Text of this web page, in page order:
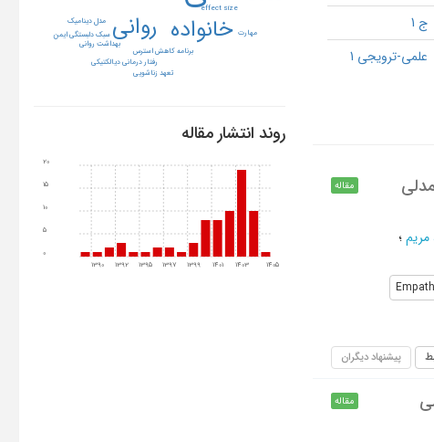
ج 1
علمی-ترویجی 1
مقاله
مریم؛
پیشنهاد دیگران
مقاله
خانواده روانی
effect size
برنامه کاهش استرس
رفتار درمانی دیالکتیکی
مدل دینامیک
بهداشت روانی
تعهد زناشویی
سبک دلبستگی ایمن مهارت
روند انتشار مقاله
1390 1392 1395 1397 1399 1401 1403 1405
0
5
10
15
20